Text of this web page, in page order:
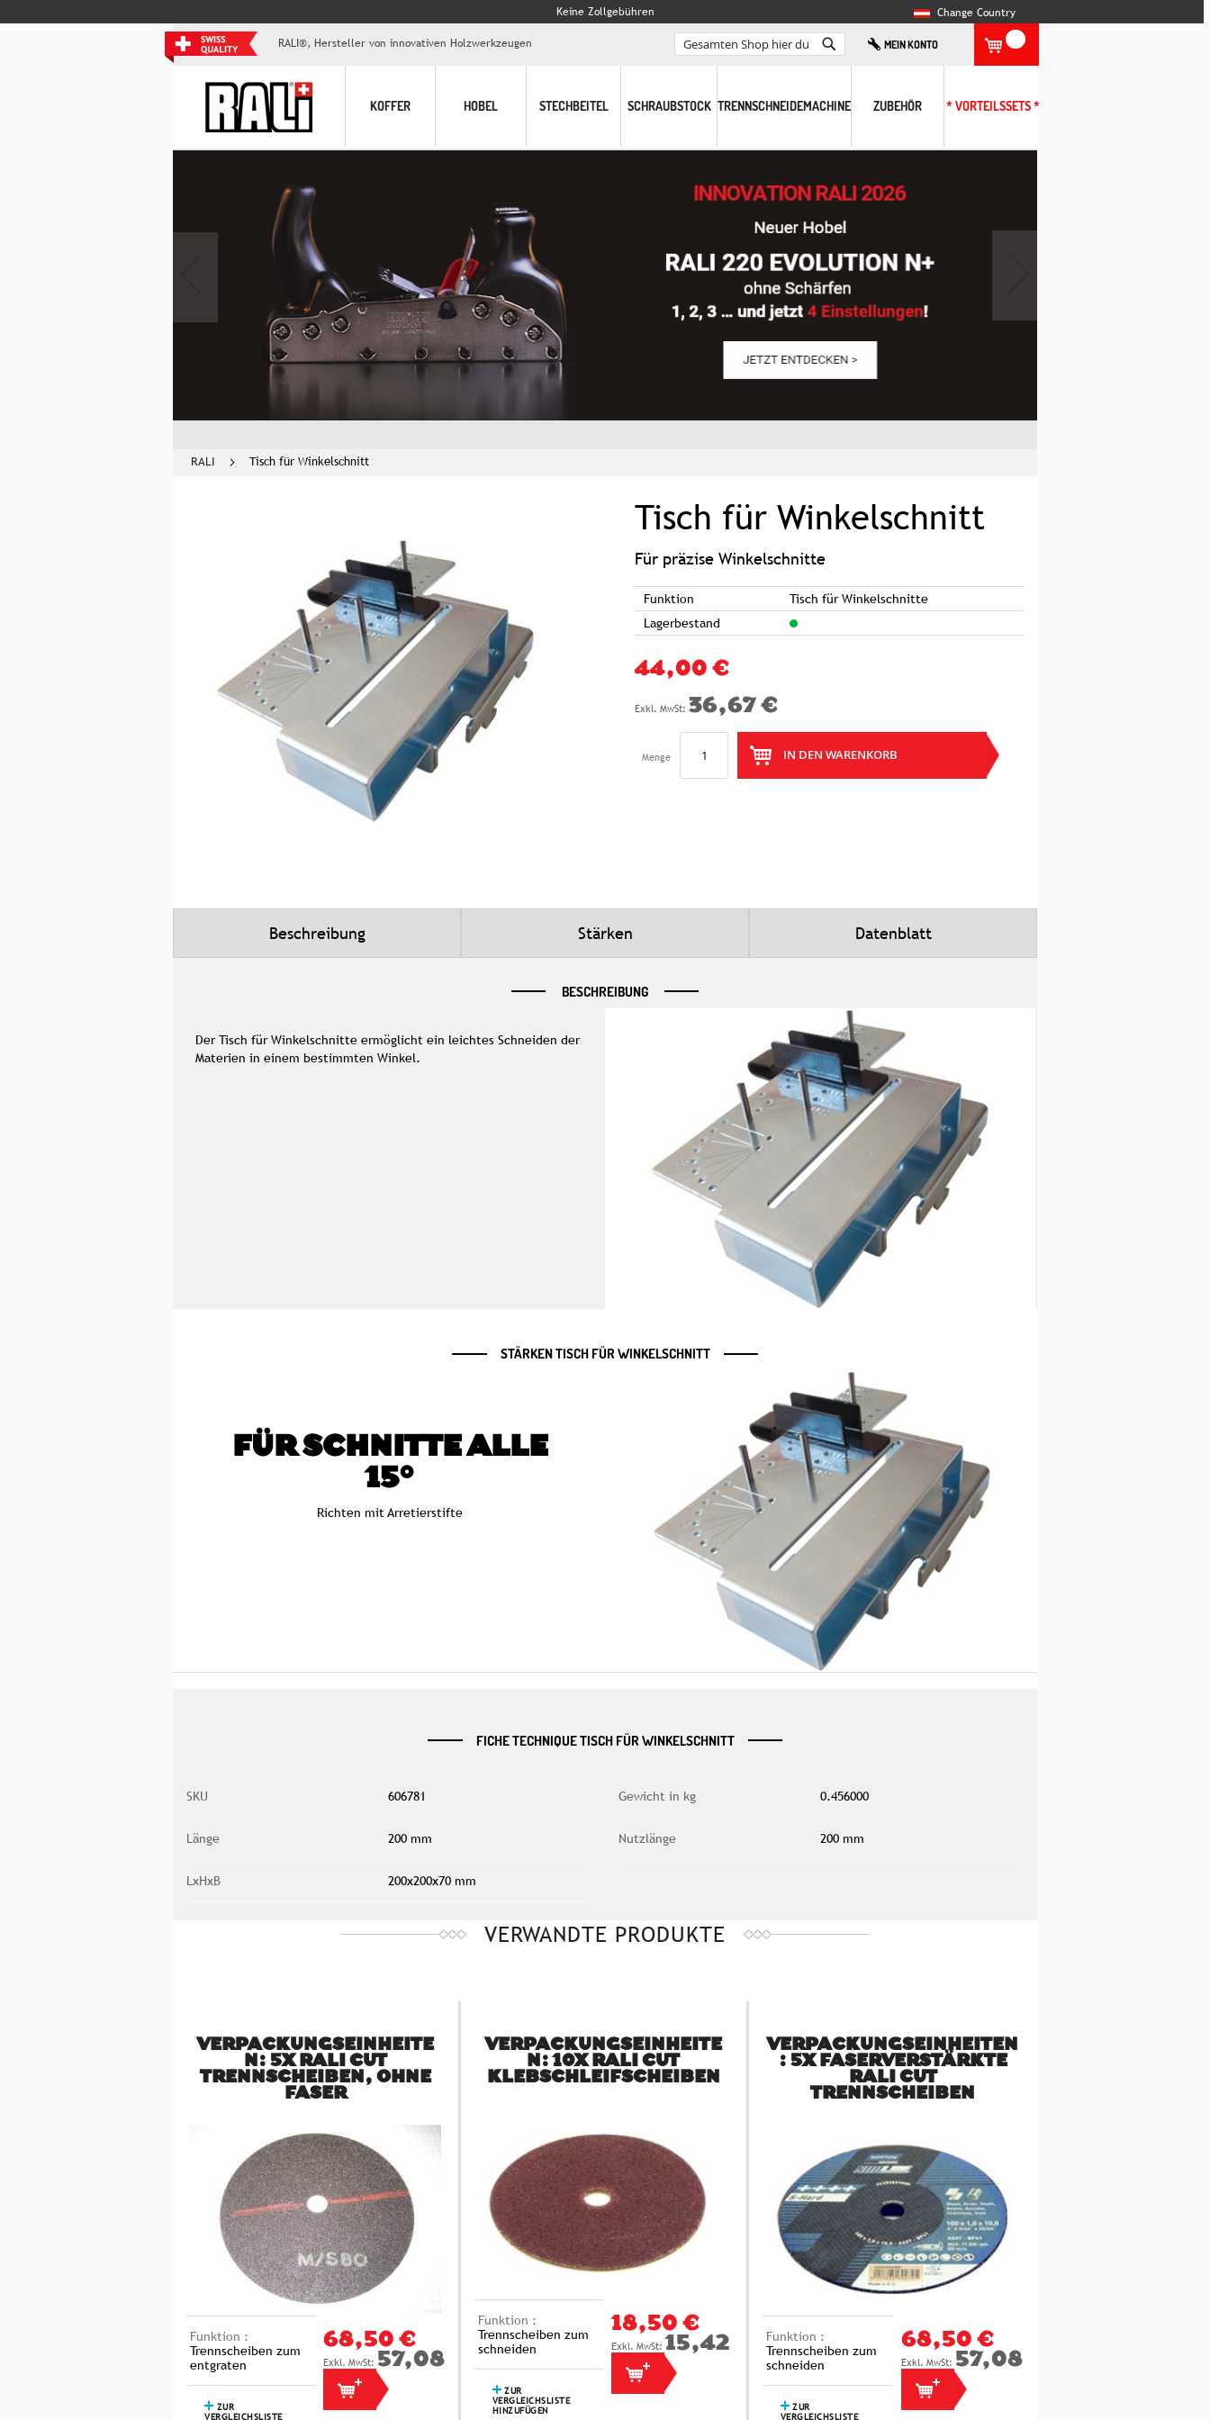
Keine Zollgebühren Change Country
RALI®, Hersteller von innovativen Holzwerkzeugen
Search
MEIN KONTO
KOFFER HOBEL STECHBEITEL SCHRAUBSTOCK TRENNSCHNEIDEMACHINE ZUBEHÖR * VORTEILSSETS *
RALI Tisch für Winkelschnitt
Tisch für Winkelschnitt
Für präzise Winkelschnitte
Funktion
Tisch für Winkelschnitte
Lagerbestand
44,00 €
36,67 €
Menge IN DEN WARENKORB
der
Beschreibung Stärken Datenblatt
BESCHREIBUNG
Der Tisch für Winkelschnitte ermöglicht ein leichtes Schneiden der
Materien in einem bestimmten Winkel.
STÄRKEN TISCH FÜR WINKELSCHNITT
FÜR SCHNITTE ALLE
15°
Richten mit Arretierstifte
FICHE TECHNIQUE TISCH FÜR WINKELSCHNITT
SKU 606781
Länge 200 mm
LxHxB 200x200x70 mm
Gewicht in kg 0.456000
Nutzlänge 200 mm
VERWANDTE PRODUKTE
VERPACKUNGSEINHEITE
N: 5X RALI CUT
TRENNSCHEIBEN, OHNE
FASER
Funktion :
Trennscheiben zum
entgraten
ZUR
VERGLEICHSLISTE
68,50 €
57,08 €
VERPACKUNGSEINHEITE
N: 10X RALI CUT
KLEBSCHLEIFSCHEIBEN
Funktion :
Trennscheiben zum
schneiden
ZUR
VERGLEICHSLISTE
HINZUFÜGEN
18,50 €
15,42 €
VERPACKUNGSEINHEITEN
: 5X FASERVERSTÄRKTE
RALI CUT
TRENNSCHEIBEN
Funktion :
Trennscheiben zum
schneiden
ZUR
VERGLEICHSLISTE
68,50 €
57,08 €